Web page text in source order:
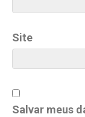
Site
Salvar meus